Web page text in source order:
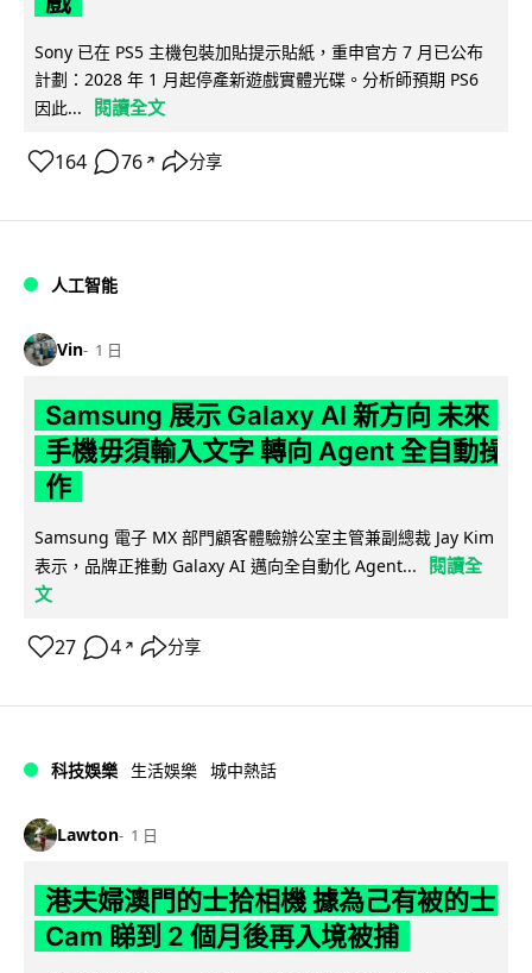
Sony 已在 PS5 主機包裝加貼提示貼紙，重申官方 7 月已公布
計劃：2028 年 1 月起停產新遊戲實體光碟。分析師預期 PS6
因此...
閱讀全文
164 76 ↗ 分享
人工智能
Vin 1 日
Samsung 展示 Galaxy AI 新方向 未來
手機毋須輸入文字 轉向 Agent 全自動操
作
Samsung 電子 MX 部門顧客體驗辦公室主管兼副總裁 Jay Kim
表示，品牌正推動 Galaxy AI 邁向全自動化 Agent...
閱讀全
文
27 4 ↗ 分享
科技娛樂 生活娛樂 城中熱話
Lawton 1 日
港夫婦澳門的士拾相機 據為己有被的士
Cam 睇到 2 個月後再入境被捕